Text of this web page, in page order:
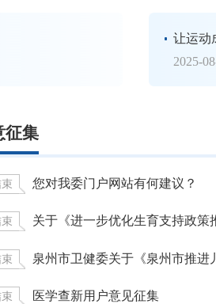
让运动
2025-
征集
您对我委门户网站有何建议？
关于《进一步优化生育支持政策
泉州市卫健委关于《泉州市推进
医学查新用户意见征集